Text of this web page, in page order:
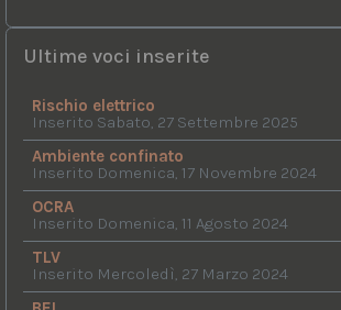
Ultime voci inserite
Rischio elettrico
Inserito Sabato, 27 Settembre 2025
Ambiente confinato
Inserito Domenica, 17 Novembre 2024
OCRA
Inserito Domenica, 11 Agosto 2024
TLV
Inserito Mercoledì, 27 Marzo 2024